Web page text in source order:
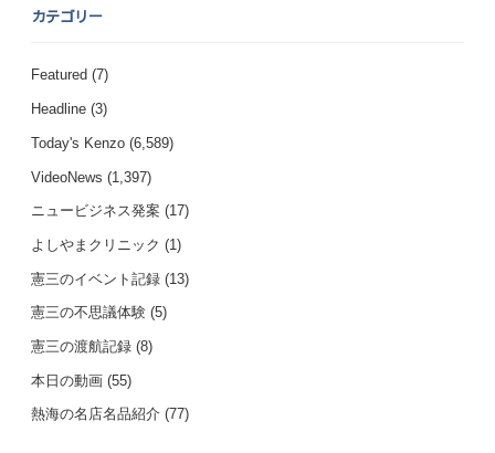
カテゴリー
Featured (7)
Headline (3)
Today's Kenzo (6,589)
VideoNews (1,397)
ニュービジネス発案 (17)
よしやまクリニック (1)
憲三のイベント記録 (13)
憲三の不思議体験 (5)
憲三の渡航記録 (8)
本日の動画 (55)
熱海の名店名品紹介 (77)